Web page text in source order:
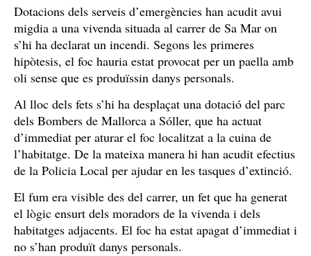
Dotacions dels serveis d’emergències han acudit avui
migdia a una vivenda situada al carrer de Sa Mar on
s’hi ha declarat un incendi. Segons les primeres
hipòtesis, el foc hauria estat provocat per un paella amb
oli sense que es produïssin danys personals.
Al lloc dels fets s’hi ha desplaçat una dotació del parc
dels Bombers de Mallorca a Sóller, que ha actuat
d’immediat per aturar el foc localitzat a la cuina de
l’habitatge. De la mateixa manera hi han acudit efectius
de la Policia Local per ajudar en les tasques d’extinció.
El fum era visible des del carrer, un fet que ha generat
el lògic ensurt dels moradors de la vivenda i dels
habitatges adjacents. El foc ha estat apagat d’immediat i
no s’han produït danys personals.